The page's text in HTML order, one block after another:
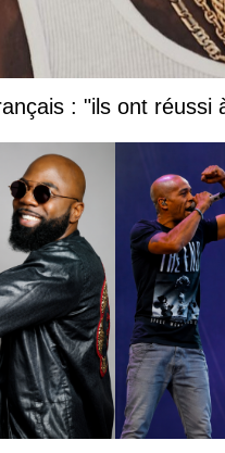
: "ils ont réussi